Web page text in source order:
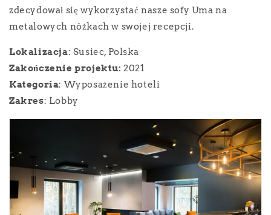
zdecydował się wykorzystać nasze sofy Uma na
metalowych nóżkach w swojej recepcji.
Lokalizacja: Susiec, Polska
Zakończenie projektu: 2021
Kategoria: Wyposażenie hoteli
Zakres: Lobby